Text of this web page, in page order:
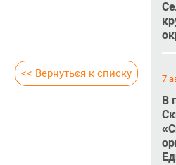
<< Вернуться к списку 7
В